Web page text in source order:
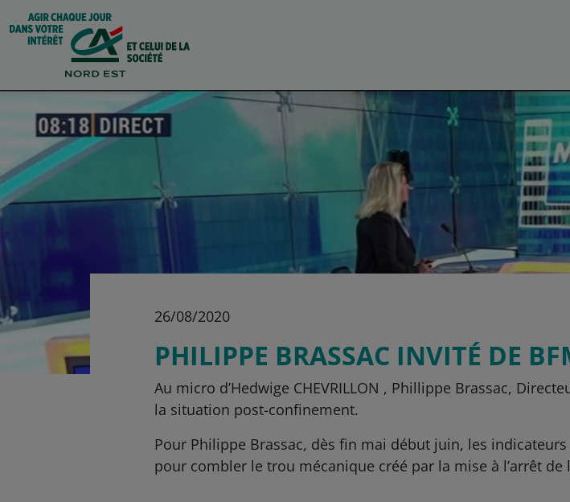
26/08/2020
PHILIPPE BRASSAC INVITÉ DE
Au micro d’Hedwige CHEVRILLON , Phillippe Brassac,
la situation post-confinement.
Pour Philippe Brassac, dès fin mai début juin, les
pour combler le trou mécanique créé par la mise à l’arrêt de